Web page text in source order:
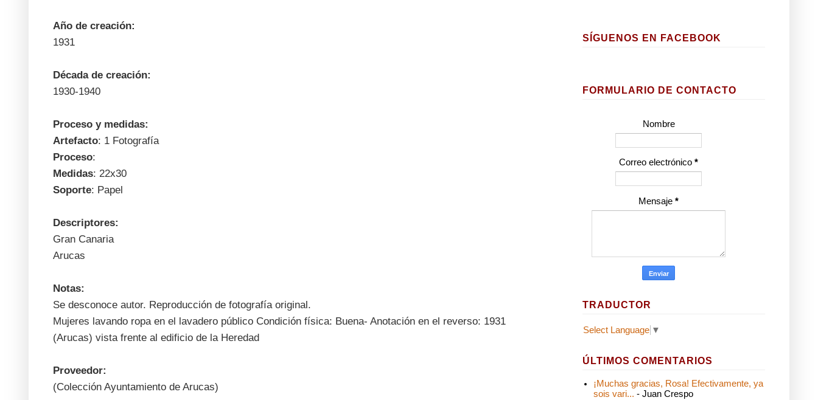
Año de creación:
1931
Década de creación:
1930-1940
Proceso y medidas:
Artefacto: 1 Fotografía
Proceso:
Medidas: 22x30
Soporte: Papel
Descriptores:
Gran Canaria
Arucas
Notas:
Se desconoce autor. Reproducción de fotografía original.
Mujeres lavando ropa en el lavadero público Condición física: Buena- Anotación en el reverso: 1931
(Arucas) vista frente al edificio de la Heredad
Proveedor:
(Colección Ayuntamiento de Arucas)
SÍGUENOS EN FACEBOOK
FORMULARIO DE CONTACTO
Nombre
Correo electrónico *
Mensaje *
TRADUCTOR
Select Language ▼
ÚLTIMOS COMENTARIOS
¡Muchas gracias, Rosa! Efectivamente, ya
sois vari... - Juan Crespo